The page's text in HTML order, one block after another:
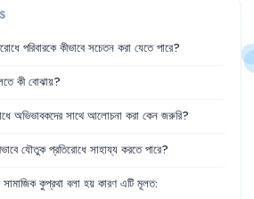
পরিবারকে কীভাবে সচেতন করা যেতে পারে?
কী বোঝায়?
অভিভাবকদের সাথে আলোচনা করা কেন জরুরি?
যৌতুক প্রতিরোধে সাহায্য করতে পারে?
সামাজিক কুপ্রথা বলা হয় কারণ এটি মূলত: